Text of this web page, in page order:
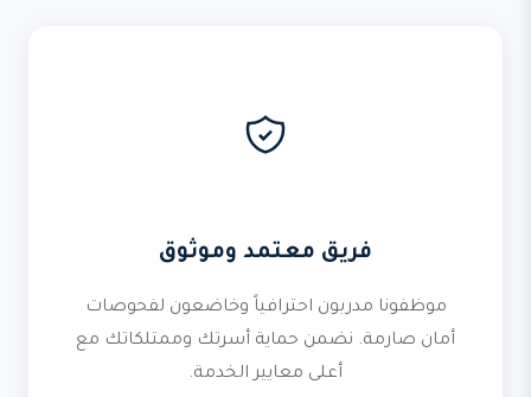
فريق معتمد وموثوق
موظفونا مدربون احترافياً وخاضعون لفحوصات
أمان صارمة. نضمن حماية أسرتك وممتلكاتك مع
أعلى معايير الخدمة.